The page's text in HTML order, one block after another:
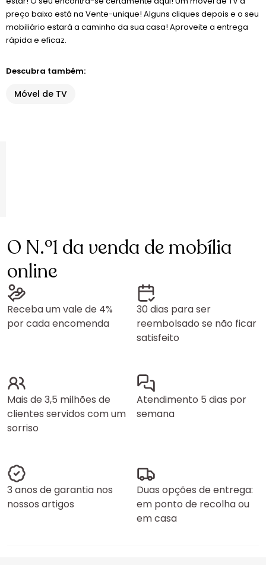
preço baixo está na Vente-unique! Alguns cliques depois e o seu
mobiliário estará a caminho da sua casa! Aproveite a entrega
rápida e eficaz.
Descubra também:
Móvel de TV
O N.º1 da venda de mobília
online
Receba um vale de 4%
por cada encomenda
30 dias para ser
reembolsado se não ficar
satisfeito
Mais de 3,5 milhões de
clientes servidos com um
sorriso
Atendimento 5 dias por
semana
3 anos de garantia nos
nossos artigos
Duas opções de entrega:
em ponto de recolha ou
em casa